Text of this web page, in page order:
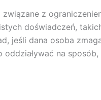
z
doświadczeń,
jeśli dana osoba
na sposób,